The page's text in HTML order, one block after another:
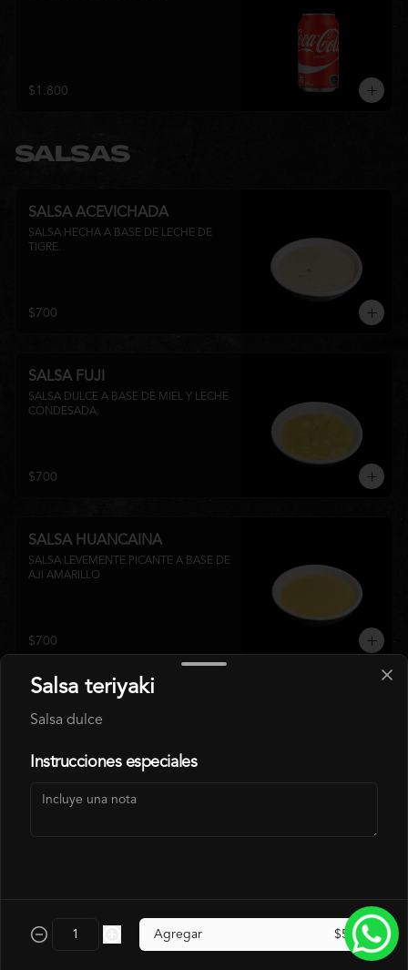
$1.800
SALSAS
SALSA ACEVICHADA
SALSA HECHA A BASE DE LECHE DE
TIGRE.
$700
SALSA FUJI
SALSA DULCE A BASE DE MIEL Y LECHE
CONDESADA.
$700
SALSA HUANCAINA
SALSA LEVEMENTE PICANTE A BASE DE
AJI AMARILLO
$700
SALSA ROJA A BASE DE PIMENTON
$700
Salsa teriyaki
Salsa dulce
Instrucciones especiales
Agregar $500